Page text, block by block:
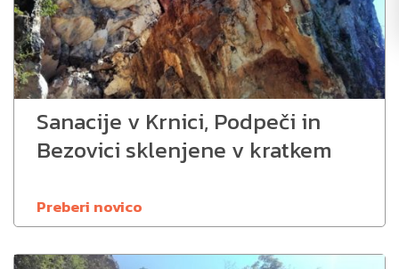
Sanacije v Krnici, Podpeči in
Bezovici sklenjene v kratkem
Preberi novico